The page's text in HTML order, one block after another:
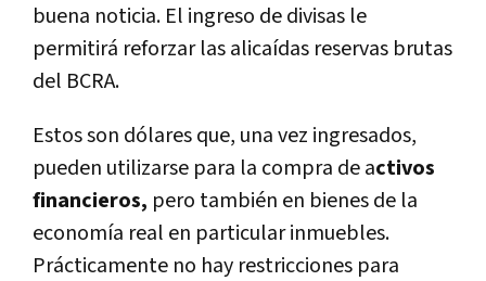
buena noticia. El ingreso de divisas le
permitirá reforzar las alicaídas reservas brutas
del BCRA.
Estos son dólares que, una vez ingresados,
pueden utilizarse para la compra de activos
financieros, pero también en bienes de la
economía real en particular inmuebles.
Prácticamente no hay restricciones para